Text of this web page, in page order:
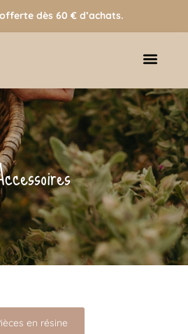
dès 60 € d’achats.
en résine